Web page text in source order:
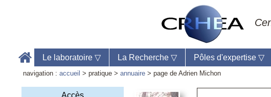
Le laboratoire ▽ La Recherche ▽ Pôles d'expertise ▽
navigation :accueil > pratique >annuaire > page de Adrien Michon
Accès